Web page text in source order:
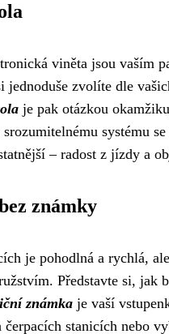
viněta jsou vaším
jednoduše zvolíte dle
je pak otázkou
systému
– radost z jízdy a
známky
je pohodlná a rychlá,
Představte si, jak
známka je vaší
stanicích nebo